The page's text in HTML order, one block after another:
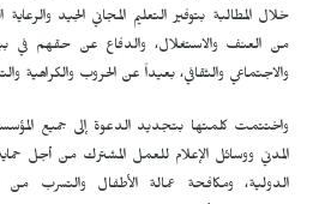
خلال المطالبة بتوفير التعليم المجاني الجيد
من العنف والاستغلال، والدفاع عن حقهم في
والاجتماعي والثقافي، بعيداً عن الحروب والكراهية
واختتمت كلمتها بتجديد الدعوة إلى جميع
المدني ووسائل الإعلام للعمل المشترك من أجل
الدولية، ومكافحة عمالة الأطفال والتسرب من